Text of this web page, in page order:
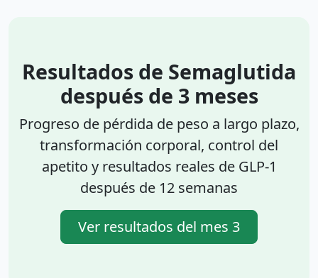
Resultados de Semaglutida
después de 3 meses
Progreso de pérdida de peso a largo plazo,
transformación corporal, control del
apetito y resultados reales de GLP-1
después de 12 semanas
Ver resultados del mes 3